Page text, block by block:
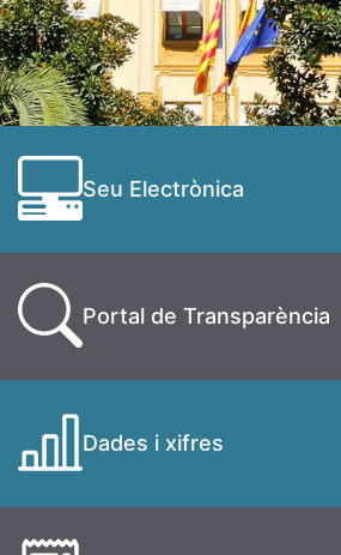
Seu Electrònica
Portal de Transparència
Dades i xifres